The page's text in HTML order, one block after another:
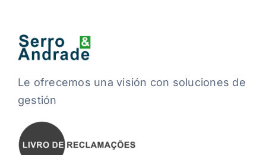
Le ofrecemos una visión con soluciones de
gestión